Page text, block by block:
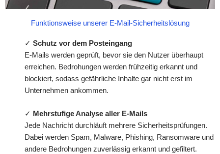
Funktionsweise unserer E-Mail-Sicherheitslösung
✓ Schutz vor dem Posteingang
E-Mails werden geprüft, bevor sie den Nutzer überhaupt
erreichen. Bedrohungen werden frühzeitig erkannt und
blockiert, sodass gefährliche Inhalte gar nicht erst im
Unternehmen ankommen.
✓
Mehrstufige Analyse aller E-Mails
Jede Nachricht durchläuft mehrere Sicherheitsprüfungen.
Dabei werden Spam, Malware, Phishing, Ransomware und
andere Bedrohungen zuverlässig erkannt und gefiltert.